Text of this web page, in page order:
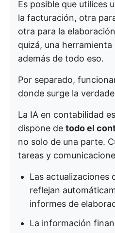
Es posible que utilices
la facturación, otra
otra para la
quizá, una
además de todo eso.
Por separado,
donde surge la
La IA en contabilidad
dispone de todo el
no solo de una parte.
tareas y
Las actualizaciones
reflejan
informes de
La información